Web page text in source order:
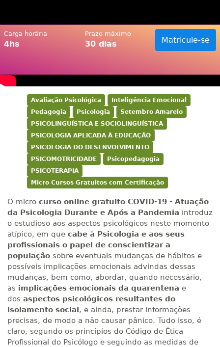
Carga horária
4hs
Prazo máximo
30 dias Matricule-se
Avaliação Psicológica
Inteligência Emocional
Pedagogia
Psicologia
Setembro Amarelo
PSICOLINGUÍSTICA E SOCIOLINGUÍSTICA
PSICOLOGIA APLICADA À EDUCAÇÃO
PSICOLOGIA DO DESENVOLVIMENTO
PSICOMOTRICIDADE
Psicopedagogia
PSICOTERAPIA
Micro Cursos Gratuitos com Certificação
O micro curso online gratuito COVID-19 - Atuação
da Psicologia Durante e Após a Pandemia introduz
o estudioso aos aspectos psicológicos neste momento
atípico, em que cabe à Psicologia e aos seus
profissionais o papel de conscientizar a
população sobre eventuais mudanças de hábitos e
possíveis implicações emocionais advindas dessas
mudanças, bem como, abordar, quando necessário,
as implicações emocionais da quarentena e
dos aspectos psicológicos resultantes do
isolamento social, e ainda, prestar informações
precisas, de modo a não causar pânico. Tudo isso, é
claro, segundo os princípios do Código de Ética
Profissional do Psicólogo e seguindo as medidas de